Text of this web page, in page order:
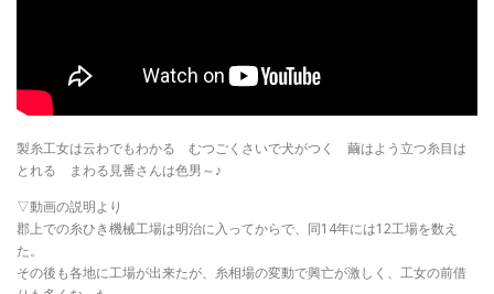
製糸工女は云わでもわかる むつごくさいで犬がつく 繭はよう立つ糸目は
とれる まわる見番さんは色男～♪
▽動画の説明より
郡上での糸ひき機械工場は明治に入ってからで、同14年には12工場を数え
た。
その後も各地に工場が出来たが、糸相場の変動で興亡が激しく、工女の前借